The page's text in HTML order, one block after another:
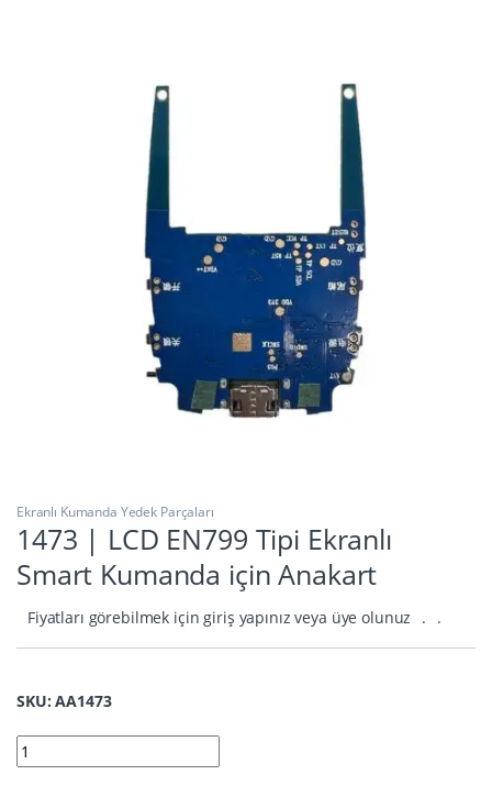
Ekranlı Kumanda Yedek Parçaları
1473 | LCD EN799 Tipi Ekranlı
Smart Kumanda için Anakart
Fiyatları görebilmek için giriş yapınız veya üye olunuz . .
SKU: AA1473
1473 | LCD EN799 Tipi Ekranlı Smart Kumanda için Anakart